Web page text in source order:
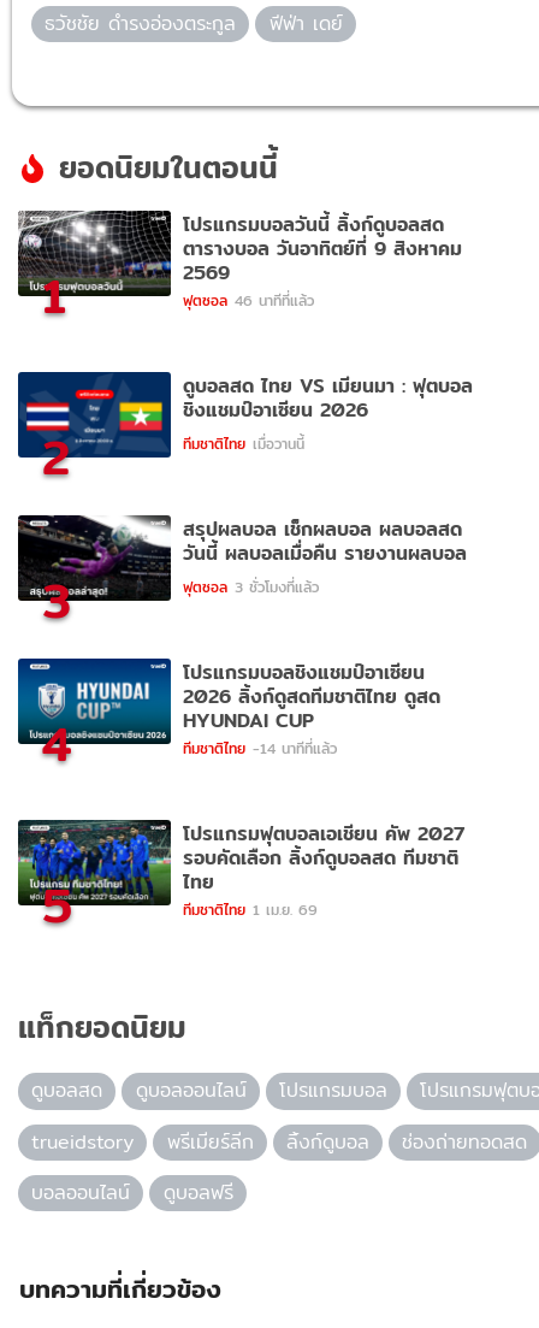
ธวัชชัย ดำรงอ่องตระกูล ฟีฟ่า เดย์
ยอดนิยมในตอนนี้
1
โปรแกรมบอลวันนี้ ลิ้งก์ดูบอลสด
ตารางบอล วันอาทิตย์ที่ 9 สิงหาคม
2569
ฟุตซอล 46 นาทีที่แล้ว
2
ดูบอลสด ไทย VS เมียนมา : ฟุตบอล
ชิงแชมป์อาเซียน 2026
ทีมชาติไทย เมื่อวานนี้
3
สรุปผลบอล เช็กผลบอล ผลบอลสด
วันนี้ ผลบอลเมื่อคืน รายงานผลบอล
ฟุตซอล 3 ชั่วโมงที่แล้ว
4
โปรแกรมบอลชิงแชมป์อาเซียน
2026 ลิ้งก์ดูสดทีมชาติไทย ดูสด
HYUNDAI CUP
ทีมชาติไทย -14 นาทีที่แล้ว
5
โปรแกรมฟุตบอลเอเชียน คัพ 2027
รอบคัดเลือก ลิ้งก์ดูบอลสด ทีมชาติ
ไทย
ทีมชาติไทย 1 เม.ย. 69
แท็กยอดนิยม
ดูบอลสด ดูบอลออนไลน์ โปรแกรมบอล
โปรแกรมฟุตบ
trueidstory
พรีเมียร์ลีก ลิ้งก์ดูบอล
ช่องถ่ายทอดสด
บอลออนไลน์
ดูบอลฟรี
บทความที่เกี่ยวข้อง